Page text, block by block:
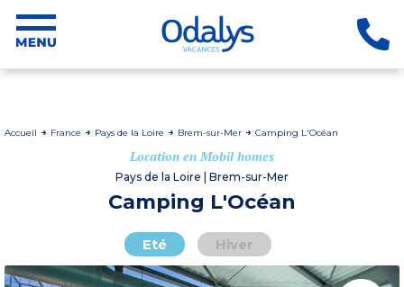
Accueil France Pays de la Loire Brem-sur-Mer Camping L'Océan
Location en Mobil homes
Pays de la Loire | Brem-sur-Mer
Camping L'Océan
Eté Hiver